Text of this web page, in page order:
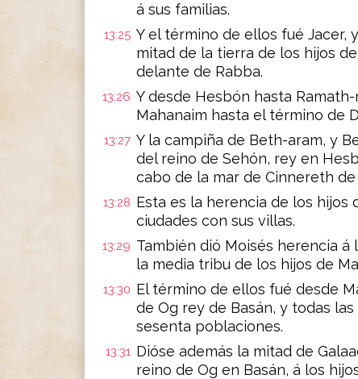
á sus familias.
13:25 Y el término de ellos fué Jacer,
mitad de la tierra de los hijos
delante de Rabba.
13:26 Y desde Hesbón hasta
Mahanaim hasta el término de
13:27 Y la campiña de Beth-aram, y
del reino de Sehón, rey en
cabo de la mar de Cinnereth
13:28 Esta es la herencia de los hijos
ciudades con sus villas.
13:29 También dió Moisés herencia
la media tribu de los hijos de
13:30 El término de ellos fué desde
de Og rey de Basán, y todas
sesenta poblaciones.
13:31 Dióse además la mitad de
reino de Og en Basán, á los